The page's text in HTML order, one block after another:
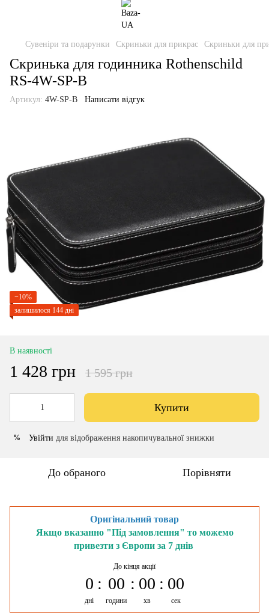
Сувеніри та подарунки Скриньки для прикрас Скриньки для
Скринька для годинника Rothenschild
RS-4W-SP-B
Артикул: 4W-SP-B Написати відгук
−10%
залишилося 144 дні
В наявності
1 428 грн 1 595 грн
Купити
% Увійти для відображення накопичувальної знижки
До обраного Порівняти
Оригінальний товар
Якщо вказанно "Під замовлення" то можемо
привезти з Європи за 7 днів
До кінця акції
0
дні
00
години
00
хв
00
сек